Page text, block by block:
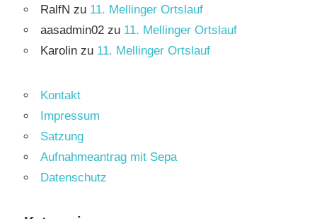
RalfN zu 11. Mellinger Ortslauf
aasadmin02 zu 11. Mellinger Ortslauf
Karolin zu 11. Mellinger Ortslauf
Kontakt
Impressum
Satzung
Aufnahmeantrag mit Sepa
Datenschutz